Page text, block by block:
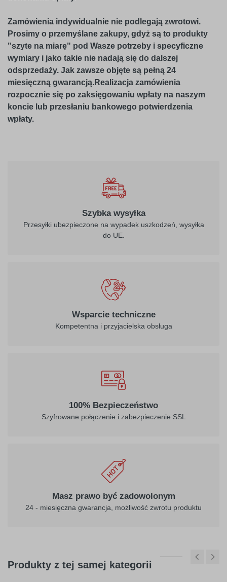
Zamówienia indywidualnie nie podlegają zwrotowi.
Prosimy o przemyślane zakupy, gdyż są to produkty
"szyte na miarę" pod Wasze potrzeby i specyficzne
wymiary i jako takie nie nadają się do dalszej
odsprzedaży. Jak zawsze objęte są pełną 24
miesięczną gwarancją.Realizacja zamówienia
rozpocznie się po zaksięgowaniu wpłaty na naszym
koncie lub przesłaniu bankowego potwierdzenia
wpłaty.
Szybka wysyłka
Przesyłki ubezpieczone na wypadek uszkodzeń, wysyłka
do UE.
Wsparcie techniczne
Kompetentna i przyjacielska obsługa
100% Bezpieczeństwo
Szyfrowane połączenie i zabezpieczenie SSL
Masz prawo być zadowolonym
24 - miesięczna gwarancja, możliwość zwrotu produktu
Produkty z tej samej kategorii